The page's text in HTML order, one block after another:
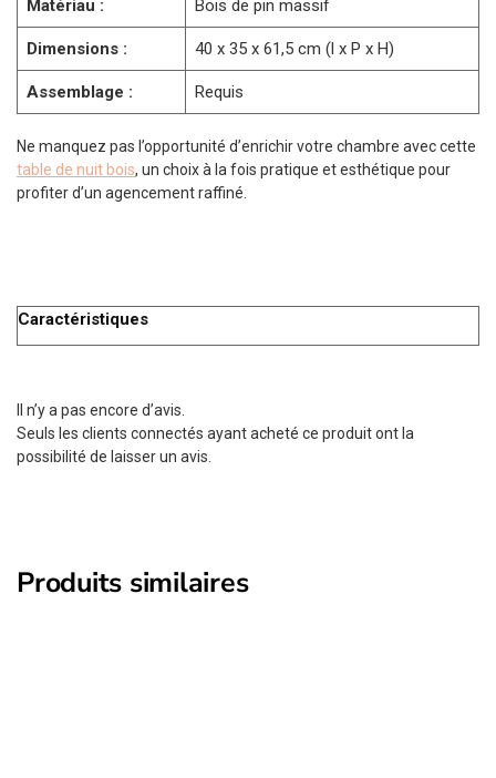
Matériau : Bois de pin massif
Dimensions : 40 x 35 x 61,5 cm (l x P x H)
Assemblage : Requis
Ne manquez pas l’opportunité d’enrichir votre chambre avec cette
table de nuit bois, un choix à la fois pratique et esthétique pour
profiter d’un agencement raffiné.
Caractéristiques
Il n’y a pas encore d’avis.
Seuls les clients connectés ayant acheté ce produit ont la
possibilité de laisser un avis.
Produits similaires